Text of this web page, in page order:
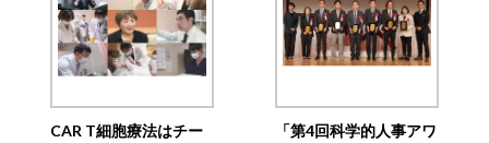
CAR T細胞療法はチー
「第4回科学的人事アワ